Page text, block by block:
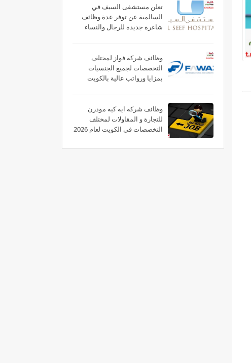
تعلن مستشفى السيف في
السالمية عن توفر عدة وظائف
شاغرة جديدة للرجال والنساء
وظائف شركة فواز لمختلف
التخصصات لجميع الجنسيات
بمزايا ورواتب عالية بالكويت
وظائف شركه ايه كيه مودرن
للتجارة و المقاولات لمختلف
التخصصات في الكويت لعام 2026